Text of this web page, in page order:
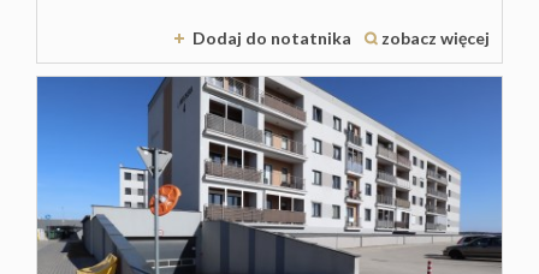
Zgłoś
Dodaj do notatnika zobacz więcej